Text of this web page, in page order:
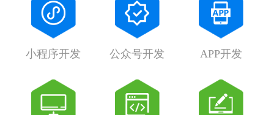
小程序开发 公众号开发 APP开发